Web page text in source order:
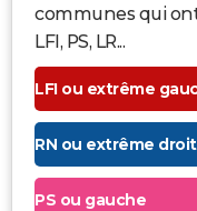
communes qui
LFI, PS, LR...
LFI ou extrême
RN ou extrême
PS ou gauche